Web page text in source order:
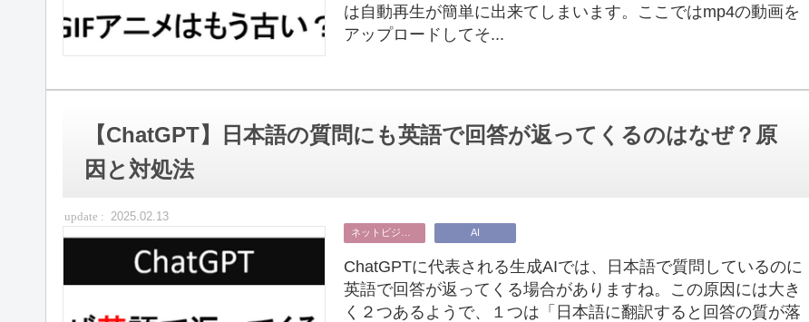
は自動再生が簡単に出来てしまいます。ここではmp4の動画を
アップロードしてそ...
【ChatGPT】日本語の質問にも英語で回答が返ってくるのはなぜ？原
因と対処法
2025.02.13
ネットビジネス AI
ChatGPTに代表される生成AIでは、日本語で質問しているのに
英語で回答が返ってくる場合がありますね。この原因には大き
く２つあるようで、１つは「日本語に翻訳すると回答の質が落